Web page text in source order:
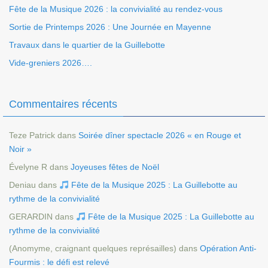
Fête de la Musique 2026 : la convivialité au rendez-vous
Sortie de Printemps 2026 : Une Journée en Mayenne
Travaux dans le quartier de la Guillebotte
Vide-greniers 2026….
Commentaires récents
Teze Patrick dans Soirée dîner spectacle 2026 « en Rouge et
Noir »
Évelyne R dans Joyeuses fêtes de Noël
Deniau dans
Fête de la Musique 2025 : La Guillebotte au
rythme de la convivialité
GERARDIN dans
Fête de la Musique 2025 : La Guillebotte au
rythme de la convivialité
(Anomyme, craignant quelques représailles) dans Opération Anti-
Fourmis : le défi est relevé